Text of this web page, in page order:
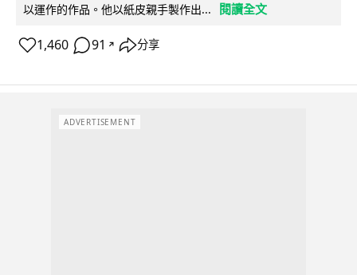
以運作的作品。他以紙皮親手製作出...
閱讀全文
1,460 91 ↗ 分享
ADVERTISEMENT